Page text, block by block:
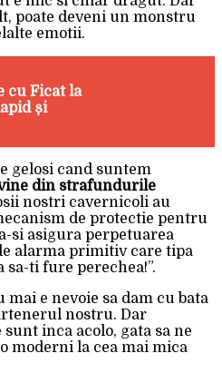
poate deveni un monstru
emotii.
cu Ficat la
și
gelosi cand suntem
din strafundurile
nostri cavernicoli au
de protectie pentru
si asigura perpetuarea
alarma primitiv care tipa
sa-ti fure perechea!”.
e nevoie sa dam cu bata
nostru. Dar
inca acolo, gata sa ne
moderni la cea mai mica